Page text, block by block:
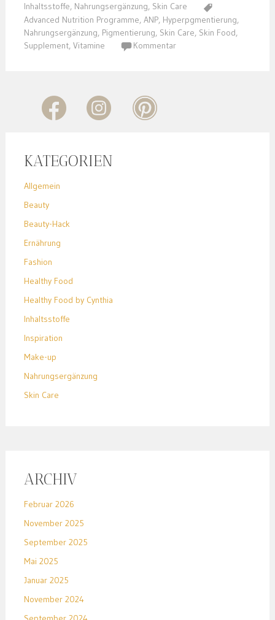
Inhaltsstoffe, Nahrungsergänzung, Skin Care
Advanced Nutrition Programme, ANP, Hyperpgmentierung,
Nahrungsergänzung, Pigmentierung, Skin Care, Skin Food,
Supplement, Vitamine Kommentar
KATEGORIEN
Allgemein
Beauty
Beauty-Hack
Ernährung
Fashion
Healthy Food
Healthy Food by Cynthia
Inhaltsstoffe
Inspiration
Make-up
Nahrungsergänzung
Skin Care
ARCHIV
Februar 2026
November 2025
September 2025
Mai 2025
Januar 2025
November 2024